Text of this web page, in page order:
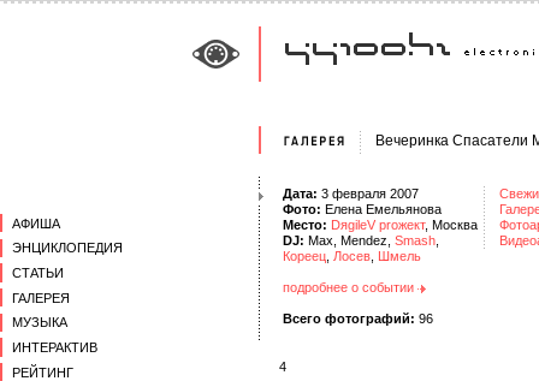
АФИША
ЭНЦИКЛОПЕДИЯ
СТАТЬИ
ГАЛЕРЕЯ
МУЗЫКА
ИНТЕРАКТИВ
РЕЙТИНГ
Вечеринка Спасатели
Дата: 3 февраля 2007
Фото: Елена Емельянова
Место: DяgileV proжект, Москва
DJ: Max, Mendez, Smash
Кореец Лосев Шмель
подробнее о событии
Всего фотографий: 96
4